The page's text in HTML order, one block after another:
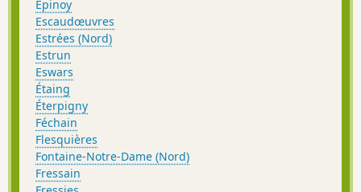
Épinoy
Escaudœuvres
Estrées (Nord)
Estrun
Eswars
Étaing
Éterpigny
Féchain
Flesquières
Fontaine-Notre-Dame (Nord)
Fressain